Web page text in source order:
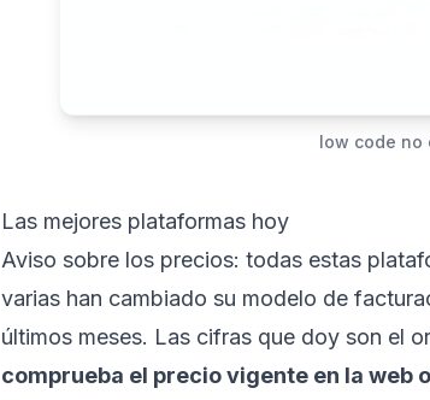
low code no
Las mejores plataformas hoy
Aviso sobre los precios: todas estas
varias han cambiado su modelo de
últimos meses. Las cifras que doy son el
comprueba el precio vigente en la web